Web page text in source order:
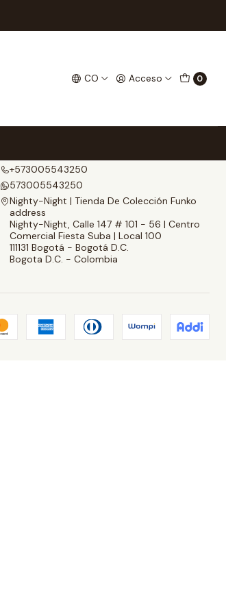
CO Acceso 0
+573005543250
573005543250
Nighty-Night | Tienda De Colección Funko
address
Nighty-Night, Calle 147 # 101 - 56 | Centro
Comercial Fiesta Suba | Local 100
111131 Bogotá - Bogotá D.C.
Bogota D.C. - Colombia